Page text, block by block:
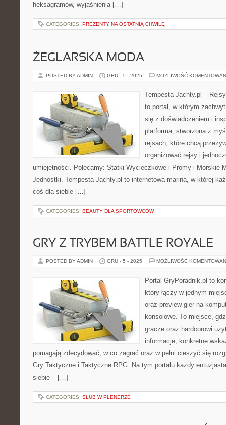
heksagramów, wyjaśnienia […]
CATEGORIES: PREZENTY NA OSTATNIĄ CHWILĘ
ŻEGLARSKA MODA
POSTED BY ADMIN GRU - 5 - 2025 MOŻLIWOŚĆ
Tempesta-Jachty.pl –
to portal, w którym
się z doświadczeniem i
platforma, stworzona z
rejsach, które chcą
organizować rejsy i
umiejętności. Polecamy: Statki Wycieczkowe i Promy i Morskie
Jednostki. Tempesta-Jachty.pl to internetowa marina, w której
coś dla siebie […]
CATEGORIES: BEAUTY DLA SPORTOWCÓW
GRY Z TRYBEM BATTLE ROYALE
POSTED BY ADMIN GRU - 5 - 2025 MOŻLIWOŚĆ
Portal GryPoradnik.pl to
który łączy w jednym
oraz preview gier na
konsolowe. To miejsce,
gracze oraz hardcorowi
informacje, konkretne
pomagają zdecydować, w co zagrać oraz w pełni cieszyć się
Gry Taktyczne i Taktyczne RPG. Na tym portalu każdy
siebie – […]
CATEGORIES: ŚLUB W PLENERZE